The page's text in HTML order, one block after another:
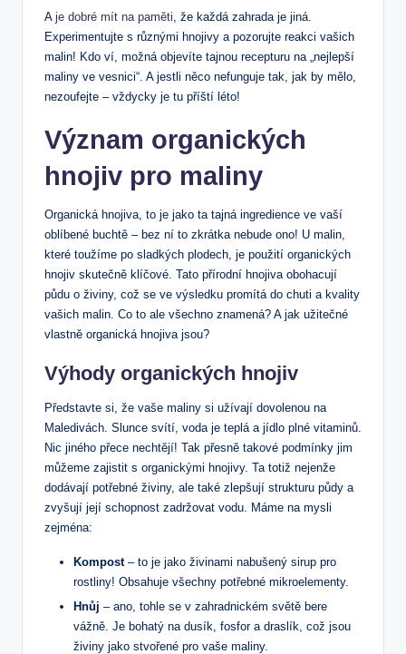
A je dobré mít na paměti , že každá zahrada je jiná.
Experimentujte s různými hnojivy a pozorujte reakci vašich
malin! Kdo ví, možná objevíte tajnou recepturu na „nejlepší
maliny ve vesnici“. A jestli něco nefunguje tak, jak by mělo,
nezoufejte – vždycky je tu příští léto!
Význam organických
hnojiv pro maliny
Organická hnojiva, to je jako ta tajná ingredience ve vaší
oblíbené buchtě – bez ní to zkrátka nebude ono! U malin,
které toužíme po sladkých plodech, je použití organických
hnojiv skutečně klíčové. Tato přírodní hnojiva obohacují
půdu o živiny, což se ve výsledku promítá do chuti a kvality
vašich malin. Co to ale všechno znamená? A jak užitečné
vlastně organická hnojiva jsou?
Výhody organických hnojiv
Představte si, že vaše maliny si užívají dovolenou na
Maledivách. Slunce svítí, voda je teplá a jídlo plné vitaminů.
Nic jiného přece nechtějí! Tak přesně takové podmínky jim
můžeme zajistit s organickými hnojivy. Ta totiž nejenže
dodávají potřebné živiny, ale také zlepšují strukturu půdy a
zvyšují její schopnost zadržovat vodu. Máme na mysli
zejména:
Kompost– to je jako živinami nabušený sirup pro
rostliny! Obsahuje všechny potřebné mikroelementy.
Hnůj – ano, tohle se v zahradnickém světě bere
vážně. Je bohatý na dusík, fosfor a draslík, což jsou
živiny jako stvořené pro vaše maliny.